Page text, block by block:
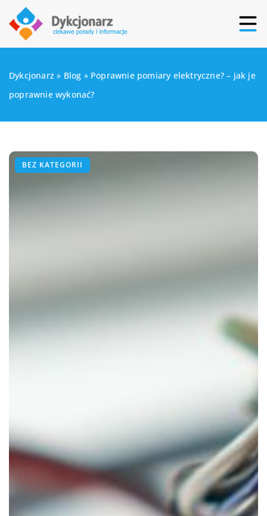
Dykcjonarz » Blog » Poprawnie pomiary elektryczne? – jak je
poprawnie wykonać?
BEZ KATEGORII